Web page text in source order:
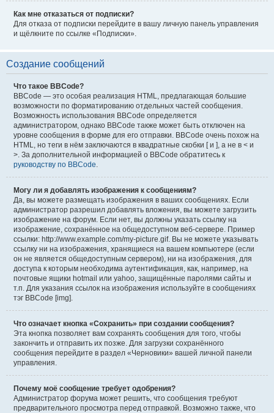
Как мне отказаться от подписки?
Для отказа от подписки перейдите в вашу личную панель управления
и щёлкните по ссылке «Подписки».
Создание сообщений
Что такое BBCode?
BBCode — это особая реализация HTML, предлагающая большие
возможности по форматированию отдельных частей сообщения.
Возможность использования BBCode определяется
администратором, однако BBCode также может быть отключен на
уровне сообщения в форме для его отправки. BBCode очень похож на
HTML, но теги в нём заключаются в квадратные скобки [ и ], а не в < и
>. За дополнительной информацией о BBCode обратитесь к
руководству по BBCode.
Могу ли я добавлять изображения к сообщениям?
Да, вы можете размещать изображения в ваших сообщениях. Если
администратор разрешил добавлять вложения, вы можете загрузить
изображение на форум. Если нет, вы должны указать ссылку на
изображение, сохранённое на общедоступном веб-сервере. Пример
ссылки: http://www.example.com/my-picture.gif. Вы не можете указывать
ссылку ни на изображения, хранящиеся на вашем компьютере (если
он не является общедоступным сервером), ни на изображения, для
доступа к которым необходима аутентификация, как, например, на
почтовые ящики hotmail или yahoo, защищённые паролями сайты и
т.п. Для указания ссылок на изображения используйте в сообщениях
тэг BBCode [img].
Что означает кнопка «Сохранить» при создании сообщения?
Эта кнопка позволяет вам сохранять сообщения для того, чтобы
закончить и отправить их позже. Для загрузки сохранённого
сообщения перейдите в раздел «Черновики» вашей личной панели
управления.
Почему моё сообщение требует одобрения?
Администратор форума может решить, что сообщения требуют
предварительного просмотра перед отправкой. Возможно также, что